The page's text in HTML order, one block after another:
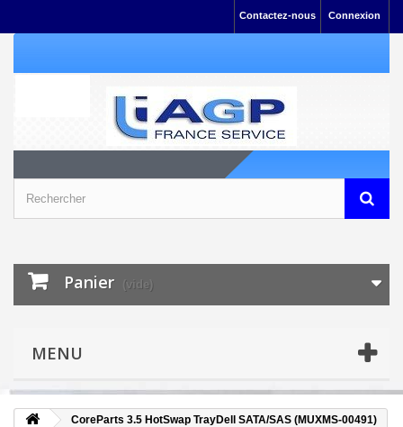
Connexion
Contactez-nous
Panier (vide)
MENU
CoreParts 3.5 HotSwap TrayDell SATA/SAS (MUXMS-00491)